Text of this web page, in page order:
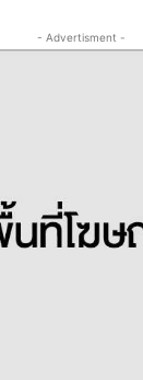
- Advertisment -